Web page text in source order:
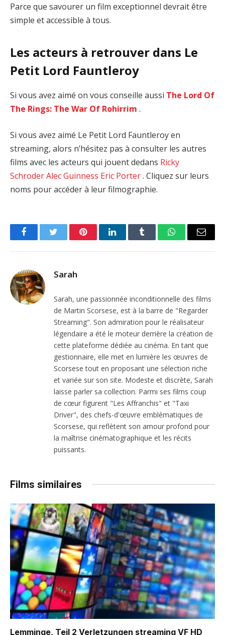
Parce que savourer un film exceptionnel devrait être
simple et accessible à tous.
Les acteurs à retrouver dans Le
Petit Lord Fauntleroy
Si vous avez aimé on vous conseille aussi The Lord Of
The Rings: The War Of Rohirrim .
Si vous avez aimé Le Petit Lord Fauntleroy en
streaming, alors n’hésitez pas à consulter les autres
films avec les acteurs qui jouent dedans Ricky
SchroderAlec Guinness Eric Porter. Cliquez sur leurs
noms pour accéder à leur filmographie.
FacebookTwitter PinterestLinkedInTumblr WhatsAppEmail
Sarah
Sarah, une passionnée inconditionnelle des films
de Martin Scorsese, est à la barre de "Regarder
Streaming". Son admiration pour le réalisateur
légendaire a été le moteur derrière la création de
cette plateforme dédiée au cinéma. En tant que
gestionnaire, elle met en lumière les œuvres de
Scorsese tout en proposant une sélection riche
et variée sur son site. Modeste et discrète, Sarah
laisse parler sa collection. Parmi ses films coup
de cœur figurent "Les Affranchis" et "Taxi
Driver", des chefs-d'œuvre emblématiques de
Scorsese, qui reflètent son amour profond pour
la maîtrise cinématographique et les récits
puissants.
Films similaires
Lemminge, Teil 2 Verletzungen streaming VF HD